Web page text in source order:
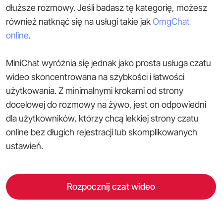
dłuższe rozmowy. Jeśli badasz tę kategorię, możesz
również natknąć się na usługi takie jakOmgChat
online.
MiniChat wyróżnia się jednak jako prosta usługa czatu
wideo skoncentrowana na szybkości i łatwości
użytkowania. Z minimalnymi krokami od strony
docelowej do rozmowy na żywo, jest on odpowiedni
dla użytkowników, którzy chcą lekkiej strony czatu
online bez długich rejestracji lub skomplikowanych
ustawień.
Rozpocznij czat wideo